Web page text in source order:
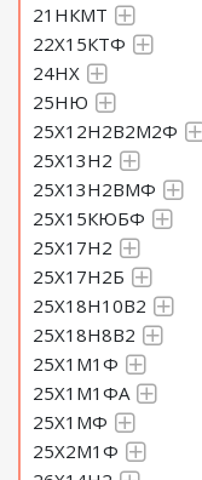
21НКМТ
22Х15КТФ
24НХ
25НЮ
25Х12Н2В2М2Ф
25Х13Н2
25Х13Н2ВМФ
25Х15КЮБФ
25Х17Н2
25Х17Н2Б
25Х18Н10В2
25Х18Н8В2
25Х1М1Ф
25Х1М1ФА
25Х1МФ
25Х2М1Ф